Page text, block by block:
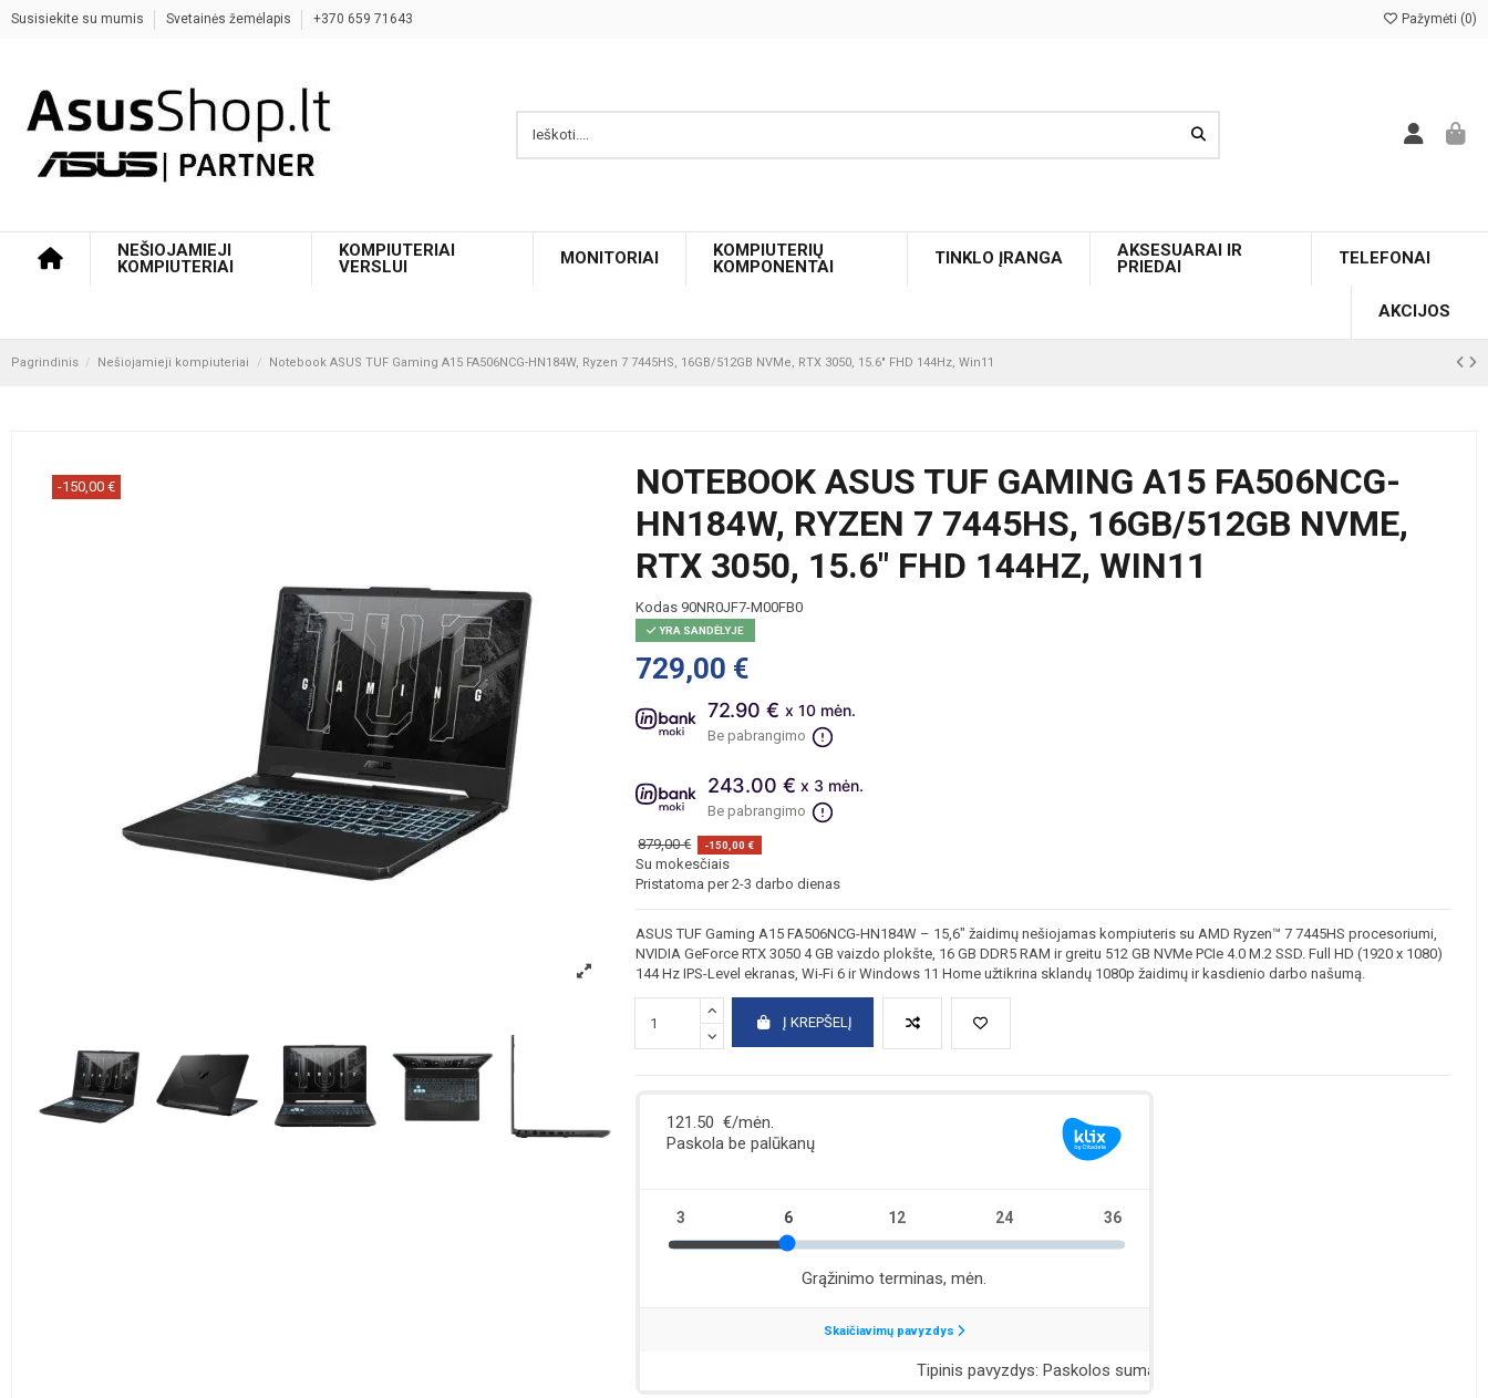
Susisiekite su mumis Svetainės žemėlapis +370 659 71643 Pažymėti (0)
NEŠIOJAMIEJI
KOMPIUTERIAI
KOMPIUTERIAI
VERSLUI
MONITORIAI
KOMPIUTERIŲ
KOMPONENTAI
TINKLO ĮRANGA
AKSESUARAI IR
PRIEDAI
TELEFONAI
AKCIJOS
Pagrindinis Nešiojamieji kompiuteriai Notebook ASUS TUF Gaming A15 FA506NCG-HN184W, Ryzen 7 7445HS, 16GB/512GB NVMe, RTX 3050, 15.6" FHD 144Hz, Win11
-150,00 €
NOTEBOOK ASUS TUF GAMING A15 FA506NCG-
HN184W, RYZEN 7 7445HS, 16GB/512GB NVME,
RTX 3050, 15.6" FHD 144HZ, WIN11
Kodas 90NR0JF7-M00FB0
YRA SANDĖLYJE
729,00 €
72.90 € x 10 mėn.
Be pabrangimo
243.00 € x 3 mėn.
Be pabrangimo
879,00 €
-150,00 €
Su mokesčiais
Pristatoma per 2-3 darbo dienas
ASUS TUF Gaming A15 FA506NCG-HN184W – 15,6" žaidimų nešiojamas kompiuteris su AMD Ryzen™ 7 7445HS procesoriumi,
NVIDIA GeForce RTX 3050 4 GB vaizdo plokšte, 16 GB DDR5 RAM ir greitu 512 GB NVMe PCIe 4.0 M.2 SSD. Full HD (1920 x 1080)
144 Hz IPS-Level ekranas, Wi‑Fi 6 ir Windows 11 Home užtikrina sklandų 1080p žaidimų ir kasdienio darbo našumą.
Į KREPŠELĮ